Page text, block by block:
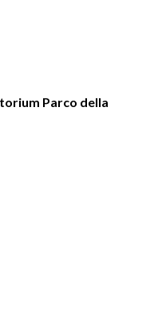
Parco della